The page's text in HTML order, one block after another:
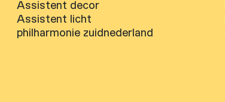
Assistent decor
Assistent licht
philharmonie zuidnederland